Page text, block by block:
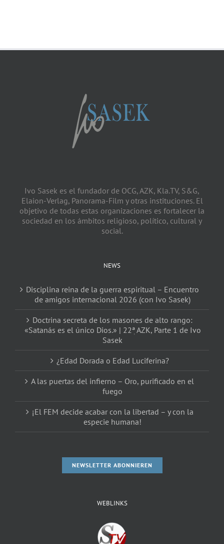
Ivo Sasek es el fundador de OCG, AZK, Kla.TV, S&G,
Elaion-Verlag, Panorama-Film y otras instituciones. El
objetivo de todas estas organizaciones es fortalecer la
sociedad en los ámbitos religioso, político, cultural y
social.
NEWS
Disciplina reina de la guerra espiritual – Encuentro
de amigos internacional 2026 (con Ivo Sasek)
Doctrina secreta de los masones de alto rango:
«Satanás es el único Dios.» | 22ٖª AZK, Parte 1 de Ivo
Sasek
¿Edad Dorada o Edad Luciferina?
A las puertas del infierno – Oro, purificado en el
fuego
¡El FEM decide acabar con la libertad – y con la
especie humana!
NEWSLETTER ABONNIEREN
WEBLINKS